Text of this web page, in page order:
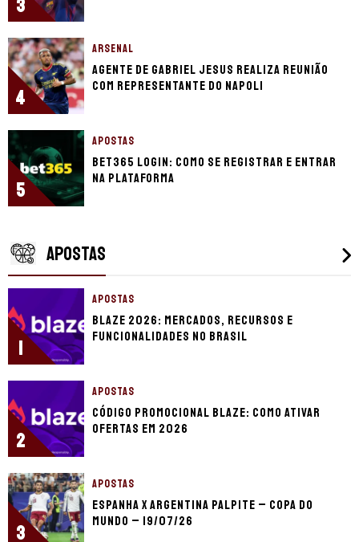
3
4
ARSENAL
Agente de Gabriel Jesus realiza reunião
com representante do Napoli
5
APOSTAS
bet365 login: como se registrar e entrar
na plataforma
APOSTAS
1
APOSTAS
Blaze 2026: mercados, recursos e
funcionalidades no Brasil
2
APOSTAS
Código promocional Blaze: como ativar
ofertas em 2026
3
APOSTAS
Espanha x Argentina palpite – Copa do
Mundo – 19/07/26